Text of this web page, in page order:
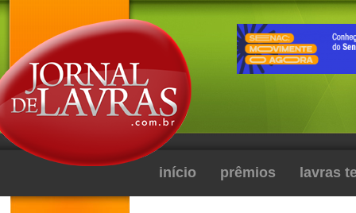
início prêmios lavras